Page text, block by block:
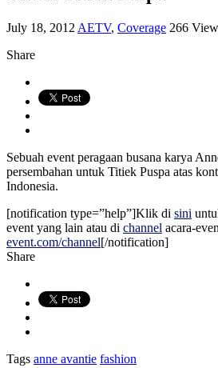
July 18, 2012 AETV, Coverage 266
Share
Sebuah event peragaan busana karya
persembahan untuk Titiek Puspa atas
Indonesia.
[notification type=”help”]Klik di sini
event yang lain atau di channel acara-
event.com/channel[/notification]
Share
Tags anne avantie fashion